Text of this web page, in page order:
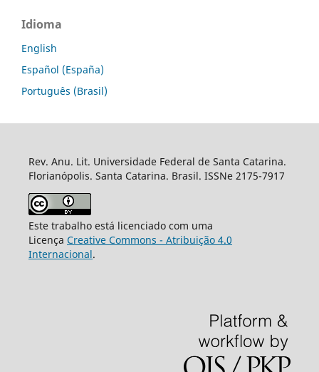
Idioma
English
Español (España)
Português (Brasil)
Rev. Anu. Lit. Universidade Federal de Santa Catarina.
Florianópolis. Santa Catarina. Brasil. ISSNe 2175-7917
Este trabalho está licenciado com uma
Licença Creative Commons - Atribuição 4.0
Internacional.